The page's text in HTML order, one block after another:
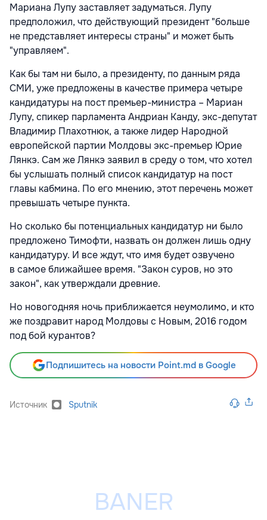
Мариана Лупу заставляет задуматься. Лупу
предположил, что действующий президент "больше
не представляет интересы страны" и может быть
"управляем".
Как бы там ни было, а президенту, по данным ряда
СМИ, уже предложены в качестве примера четыре
кандидатуры на пост премьер-министра – Мариан
Лупу, спикер парламента Андриан Канду, экс-депутат
Владимир Плахотнюк, а также лидер Народной
европейской партии Молдовы экс-премьер Юрие
Лянкэ. Сам же Лянкэ заявил в среду о том, что хотел
бы услышать полный список кандидатур на пост
главы кабмина. По его мнению, этот перечень может
превышать четыре пункта.
Но сколько бы потенциальных кандидатур ни было
предложено Тимофти, назвать он должен лишь одну
кандидатуру. И все ждут, что имя будет озвучено
в самое ближайшее время. "Закон суров, но это
закон", как утверждали древние.
Но новогодняя ночь приближается неумолимо, и кто
же поздравит народ Молдовы с Новым, 2016 годом
под бой курантов?
Подпишитесь на новости Point.md в Google
Источник Sputnik